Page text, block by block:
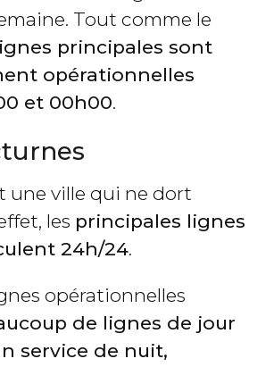
Tout comme le
principales sont
opérationnelles
et 00h00.
une ville qui ne dort
les principales lignes
24h/24.
opérationnelles
de lignes de jour
service de nuit,